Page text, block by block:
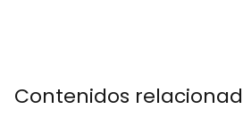
Contenidos